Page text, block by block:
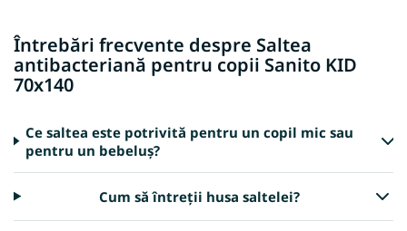
Întrebări frecvente despre Saltea
antibacteriană pentru copii Sanito KID
70x140
Ce saltea este potrivită pentru un copil mic sau
pentru un bebeluș?
Cum să întreții husa saltelei?